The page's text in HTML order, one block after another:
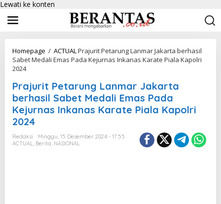
Lewati ke konten
Homepage / ACTUALPrajurit Petarung Lanmar Jakarta berhasil
Sabet Medali Emas Pada Kejurnas Inkanas Karate Piala Kapolri
2024
Prajurit Petarung Lanmar Jakarta
berhasil Sabet Medali Emas Pada
Kejurnas Inkanas Karate Piala Kapolri
2024
Redaksi
Minggu, 15 Desember 2024 - 17:55
ACTUAL, Berita, NASIONAL